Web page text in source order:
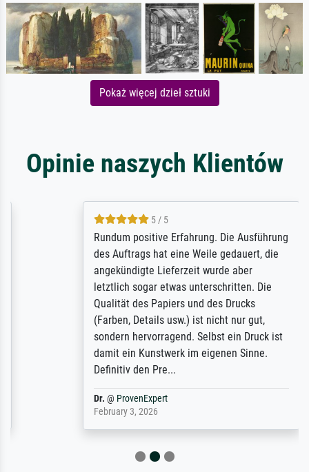
Pokaż więcej dzieł sztuki
Opinie naszych Klientów
5 / 5
Rundum positive Erfahrung. Die Ausführung
des Auftrags hat eine Weile gedauert, die
angekündigte Lieferzeit wurde aber
letztlich sogar etwas unterschritten. Die
Qualität des Papiers und des Drucks
(Farben, Details usw.) ist nicht nur gut,
sondern hervorragend. Selbst ein Druck ist
damit ein Kunstwerk im eigenen Sinne.
Definitiv den Pre...
ProvenExpert
February 3, 2026